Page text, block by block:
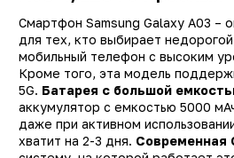
Смартфон Samsung Galaxy A03 –
для тех, кто выбирает
мобильный телефон с высоким
Кроме того, эта модель
5G. Батарея с большой
аккумулятор с емкостью 5000
даже при активном
хватит на 2-3 дня. Современная